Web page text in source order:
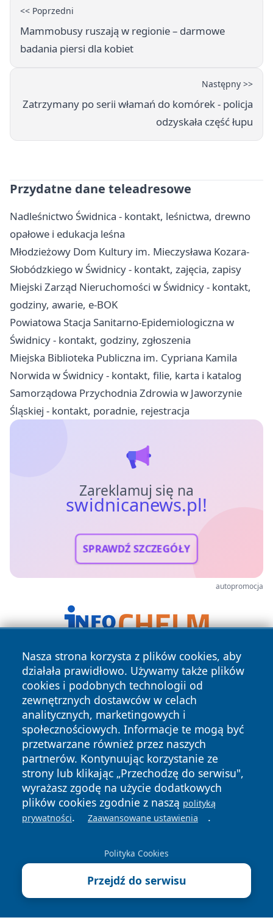
<< Poprzedni
Mammobusy ruszają w regionie – darmowe
badania piersi dla kobiet
Następny >>
Zatrzymany po serii włamań do komórek - policja
odzyskała część łupu
Przydatne dane teleadresowe
Nadleśnictwo Świdnica - kontakt, leśnictwa, drewno
opałowe i edukacja leśna
Młodzieżowy Dom Kultury im. Mieczysława Kozara-
Słobódzkiego w Świdnicy - kontakt, zajęcia, zapisy
Miejski Zarząd Nieruchomości w Świdnicy - kontakt,
godziny, awarie, e-BOK
Powiatowa Stacja Sanitarno-Epidemiologiczna w
Świdnicy - kontakt, godziny, zgłoszenia
Miejska Biblioteka Publiczna im. Cypriana Kamila
Norwida w Świdnicy - kontakt, filie, karta i katalog
Samorządowa Przychodnia Zdrowia w Jaworzynie
Śląskiej - kontakt, poradnie, rejestracja
Zareklamuj się na
swidnicanews.pl!
SPRAWDŹ SZCZEGÓŁY
autopromocja
Nasza strona korzysta z plików cookies, aby
działała prawidłowo. Używamy także plików
cookies i podobnych technologii od
zewnętrznych dostawców w celach
analitycznych, marketingowych i
społecznościowych. Informacje te mogą być
przetwarzane również przez naszych
partnerów. Kontynuując korzystanie ze
strony lub klikając „Przechodzę do serwisu",
wyrażasz zgodę na użycie dodatkowych
plików cookies zgodnie z naszą polityką
prywatności. Zaawansowane ustawienia .
Polityka Cookies
Przejdź do serwisu
Copyright © 2026 swidnicanews.pl Wszystkie prawa
zastrzeżone.
News Autorzy
Polityka
Prywatności
Polityka
Cookies